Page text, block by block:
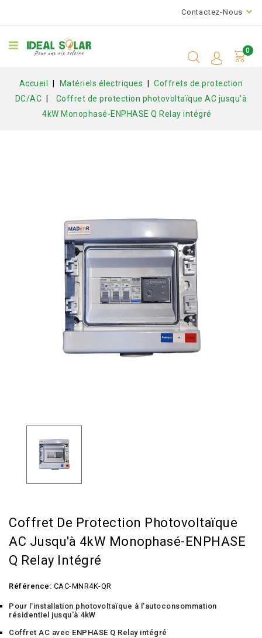
Contactez-Nous
0
Accueil Matériels électriques
Coffrets de protection
DC/AC
Coffret de protection photovoltaïque AC jusqu'à
4kW Monophasé-ENPHASE Q Relay intégré
Coffret De Protection Photovoltaïque
AC Jusqu'à 4kW Monophasé-ENPHASE
Q Relay Intégré
Référence: CAC-MNR4K-QR
Pour l'installation photovoltaïque à l'autoconsommation
résidentiel jusqu'à 4kW
Coffret AC avec ENPHASE Q Relay intégré